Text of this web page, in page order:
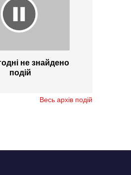
не знайдено
подій
Весь архів подій